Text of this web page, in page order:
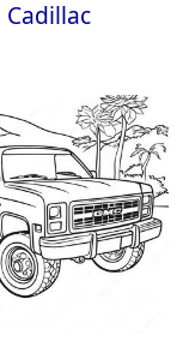
Cadillac